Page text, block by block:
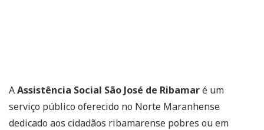
AAssistência Social São José de Ribamaré um
serviço público oferecido no Norte Maranhense
dedicado aos cidadãos ribamarense pobres ou em